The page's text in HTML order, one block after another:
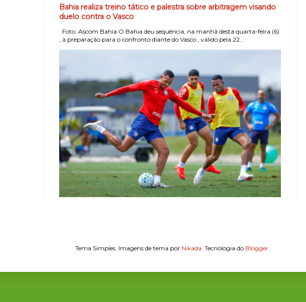
Bahia realiza treino tático e palestra sobre arbitragem visando
duelo contra o Vasco
Foto: Ascom Bahia O Bahia deu sequência, na manhã desta quarta-feira (6)
, à preparação para o confronto diante do Vasco , válido pela 22...
Tema Simples. Imagens de tema por Nikada . Tecnologia do Blogger